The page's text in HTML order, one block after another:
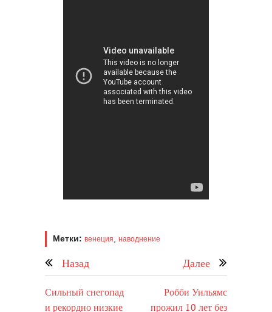
Метки: венеция наводнение
Назад Далее
Сильный снегопад
и рекордно низкие
Робби Уильямс
прожил 10 лет без